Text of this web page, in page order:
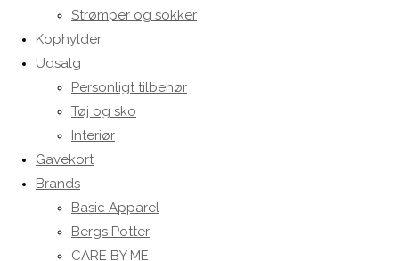
Strømper og sokker
Kophylder
Udsalg
Personligt tilbehør
Tøj og sko
Interiør
Gavekort
Brands
Basic Apparel
Bergs Potter
CARE BY ME